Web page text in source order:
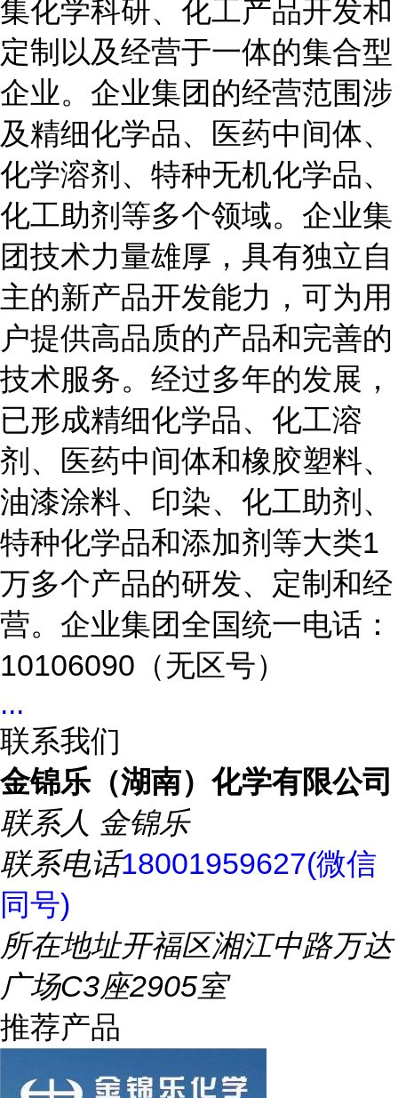
集化学科研、化工产品开发和
定制以及经营于一体的集合型
企业。企业集团的经营范围涉
及精细化学品、医药中间体、
化学溶剂、特种无机化学品、
化工助剂等多个领域。企业集
团技术力量雄厚，具有独立自
主的新产品开发能力，可为用
户提供高品质的产品和完善的
技术服务。经过多年的发展，
已形成精细化学品、化工溶
剂、医药中间体和橡胶塑料、
油漆涂料、印染、化工助剂、
特种化学品和添加剂等大类1
万多个产品的研发、定制和经
营。企业集团全国统一电话：
10106090（无区号）
...
联系我们
金锦乐（湖南）化学有限公司
联系人 金锦乐
联系电话18001959627(微信
同号)
所在地址开福区湘江中路万达
广场C3座2905室
推荐产品